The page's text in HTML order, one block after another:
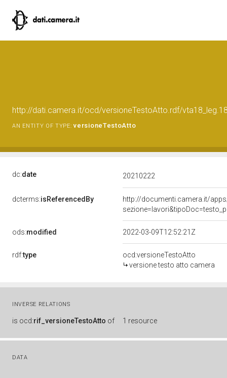
http://dati.camera.it/ocd/versioneTestoAtto.rdf/
AN ENTITY OF TYPE: versioneTestoAtto
dc:date 20210222
dcterms:isReferencedBy
http://documenti.camera.it/
ods:modified 2022-03-09T12:52:21Z
rdf:type
ocd:versioneTestoAtto
versione testo atto camera
INVERSE RELATIONS
is ocd:rif_versioneTestoAtto of 1 resource
DATA